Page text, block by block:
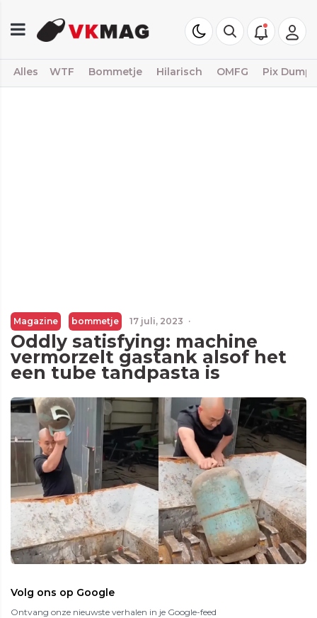
Alles WTF Bommetje Hilarisch OMFG Pix Dump
Magazine bommetje 17 juli, 2023 ·
Oddly satisfying: machine
vermorzelt gastank alsof het
een tube tandpasta is
Volg ons op Google
Ontvang onze nieuwste verhalen in je Google-feed